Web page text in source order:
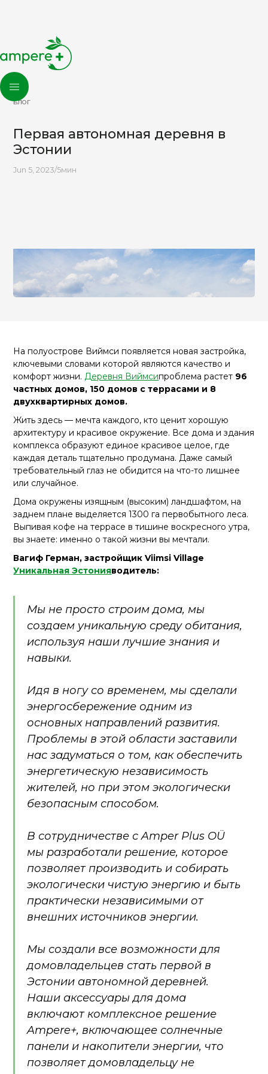
БЛОГ
Первая автономная деревня в
Эстонии
Jun 5, 2023/5мин
На полуострове Виймси появляется новая застройка,
ключевыми словами которой являются качество и
комфорт жизни. Деревня Виймсипроблема растет 96
частных домов, 150 домов с террасами и 8
двухквартирных домов.
Жить здесь — мечта каждого, кто ценит хорошую
архитектуру и красивое окружение. Все дома и здания
комплекса образуют единое красивое целое, где
каждая деталь тщательно продумана. Даже самый
требовательный глаз не обидится на что-то лишнее
или случайное.
Дома окружены изящным (высоким) ландшафтом, на
заднем плане выделяется 1300 га первобытного леса.
Выпивая кофе на террасе в тишине воскресного утра,
вы знаете: именно о такой жизни вы мечтали.
Вагиф Герман, застройщик Viimsi Village
Уникальная Эстонияводитель:
Мы не просто строим дома, мы
создаем уникальную среду обитания,
используя наши лучшие знания и
навыки.
Идя в ногу со временем, мы сделали
энергосбережение одним из
основных направлений развития.
Проблемы в этой области заставили
нас задуматься о том, как обеспечить
энергетическую независимость
жителей, но при этом экологически
безопасным способом.
В сотрудничестве с Amper Plus OÜ
мы разработали решение, которое
позволяет производить и собирать
экологически чистую энергию и быть
практически независимыми от
внешних источников энергии.
Мы создали все возможности для
домовладельцев стать первой в
Эстонии автономной деревней.
Наши аксессуары для дома
включают комплексное решение
Ampere+, включающее солнечные
панели и накопители энергии, что
позволяет домовладельцу не